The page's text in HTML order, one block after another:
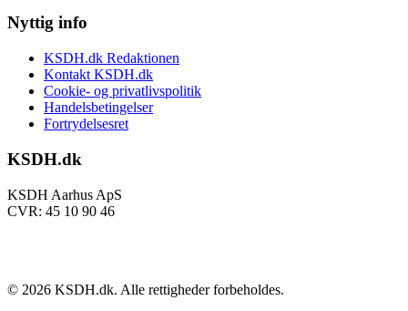
Nyttig info
KSDH.dk Redaktionen
Kontakt KSDH.dk
Cookie- og privatlivspolitik
Handelsbetingelser
Fortrydelsesret
KSDH.dk
KSDH Aarhus ApS
CVR: 45 10 90 46
© 2026 KSDH.dk. Alle rettigheder forbeholdes.